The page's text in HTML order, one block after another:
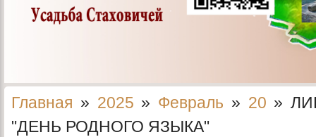
Главная » 2025 » Февраль » 20 »
"ДЕНЬ РОДНОГО ЯЗЫКА"